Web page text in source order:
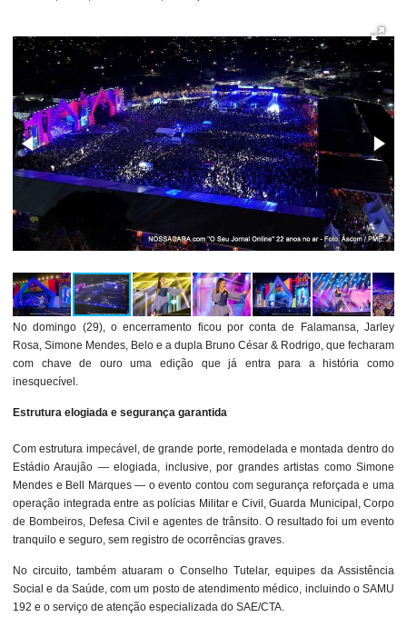
No domingo (29), o encerramento ficou por conta de Falamansa, Jarley
Rosa, Simone Mendes, Belo e a dupla Bruno César & Rodrigo, que fecharam
com chave de ouro uma edição que já entra para a história como
inesquecível.
Estrutura elogiada e segurança garantida
Com estrutura impecável, de grande porte, remodelada e montada dentro do
Estádio Araujão — elogiada, inclusive, por grandes artistas como Simone
Mendes e Bell Marques — o evento contou com segurança reforçada e uma
operação integrada entre as polícias Militar e Civil, Guarda Municipal, Corpo
de Bombeiros, Defesa Civil e agentes de trânsito. O resultado foi um evento
tranquilo e seguro, sem registro de ocorrências graves.
No circuito, também atuaram o Conselho Tutelar, equipes da Assistência
Social e da Saúde, com um posto de atendimento médico, incluindo o SAMU
192 e o serviço de atenção especializada do SAE/CTA.